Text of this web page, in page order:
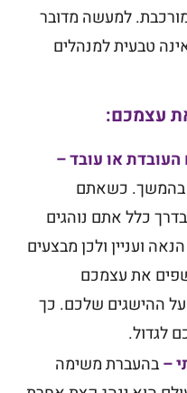
למעשה מדובר
טבעית למנהלים
עצמכם:
או עובד–
בהמשך. כשאתם
כלל אתם נוהגים
ועניין ולכן מבצעים
את עצמכם
ההישגים שלכם. כך
לגדול.
–בהעברת משימה